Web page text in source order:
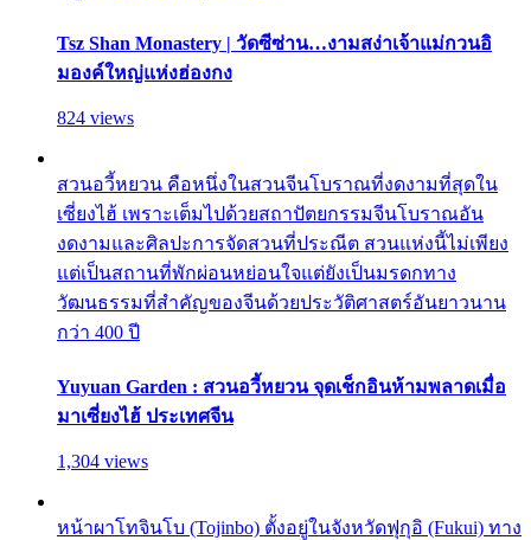
Tsz Shan Monastery | วัดซีซ่าน…งามสง่าเจ้าแม่กวนอิ
มองค์ใหญ่แห่งฮ่องกง
824 views
สวนอวี้หยวน คือหนึ่งในสวนจีนโบราณที่งดงามที่สุดใน
เซี่ยงไฮ้ เพราะเต็มไปด้วยสถาปัตยกรรมจีนโบราณอัน
งดงามและศิลปะการจัดสวนที่ประณีต สวนแห่งนี้ไม่เพียง
แต่เป็นสถานที่พักผ่อนหย่อนใจแต่ยังเป็นมรดกทาง
วัฒนธรรมที่สำคัญของจีนด้วยประวัติศาสตร์อันยาวนาน
กว่า 400 ปี
Yuyuan Garden : สวนอวี้หยวน จุดเช็กอินห้ามพลาดเมื่อ
มาเซี่ยงไฮ้ ประเทศจีน
1,304 views
หน้าผาโทจินโบ (Tojinbo) ตั้งอยู่ในจังหวัดฟุกุอิ (Fukui) ทาง